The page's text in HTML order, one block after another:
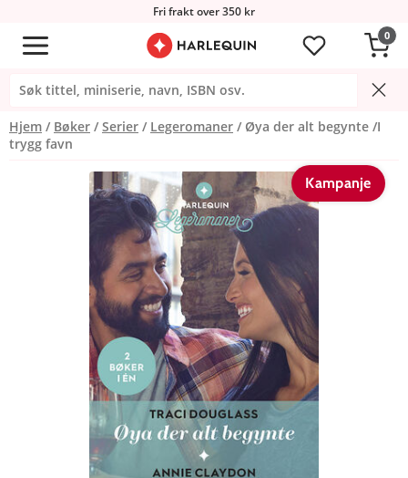
Fri frakt over 350 kr
0
Hjem Bøker Serier Legeromaner
Øya der alt begynte /I
trygg favn
Kampanje